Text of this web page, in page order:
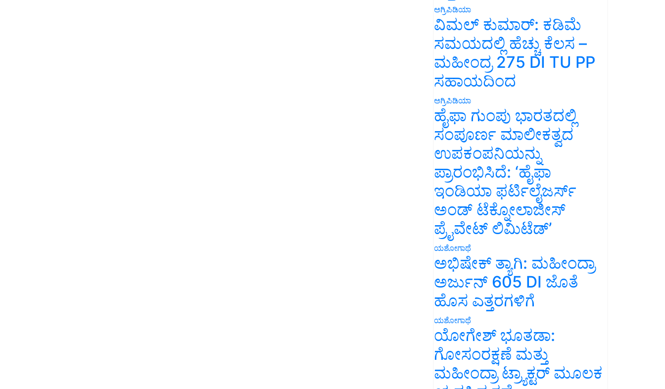
ಅಗ್ರಿಪಿಡಿಯಾ
ವಿಮಲ್ ಕುಮಾರ್: ಕಡಿಮೆ
ಸಮಯದಲ್ಲಿ ಹೆಚ್ಚು ಕೆಲಸ –
ಮಹೀಂದ್ರ 275 DI TU PP
ಸಹಾಯದಿಂದ
ಅಗ್ರಿಪಿಡಿಯಾ
ಹೈಫಾ ಗುಂಪು ಭಾರತದಲ್ಲಿ
ಸಂಪೂರ್ಣ ಮಾಲೀಕತ್ವದ
ಉಪಕಂಪನಿಯನ್ನು
ಪ್ರಾರಂಭಿಸಿದೆ: ‘ಹೈಫಾ
ಇಂಡಿಯಾ ಫರ್ಟಿಲೈಜರ್ಸ್
ಅಂಡ್ ಟೆಕ್ನೋಲಾಜೀಸ್
ಪ್ರೈವೇಟ್ ಲಿಮಿಟೆಡ್’
ಯಶೋಗಾಥೆ
ಅಭಿಷೇಕ್ ತ್ಯಾಗಿ: ಮಹೀಂದ್ರಾ
ಅರ್ಜುನ್ 605 DI ಜೊತೆ
ಹೊಸ ಎತ್ತರಗಳಿಗೆ
ಯಶೋಗಾಥೆ
ಯೋಗೇಶ್ ಭೂತಡಾ:
ಗೋಸಂರಕ್ಷಣೆ ಮತ್ತು
ಮಹೀಂದ್ರಾ ಟ್ರ್ಯಾಕ್ಟರ್ ಮೂಲಕ